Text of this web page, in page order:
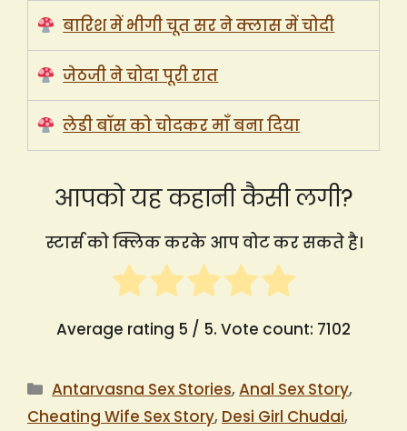
बारिश में भीगी चूत सर ने क्लास में चोदी
जेठजी ने चोदा पूरी रात
लेडी बॉस को चोदकर माँ बना दिया
आपको यह कहानी कैसी लगी?
स्टार्स को क्लिक करके आप वोट कर सकते है।
Average rating 5 / 5. Vote count: 7102
Categories
Antarvasna Sex Stories,Anal Sex Story,
Cheating Wife Sex Story, Desi Girl Chudai,